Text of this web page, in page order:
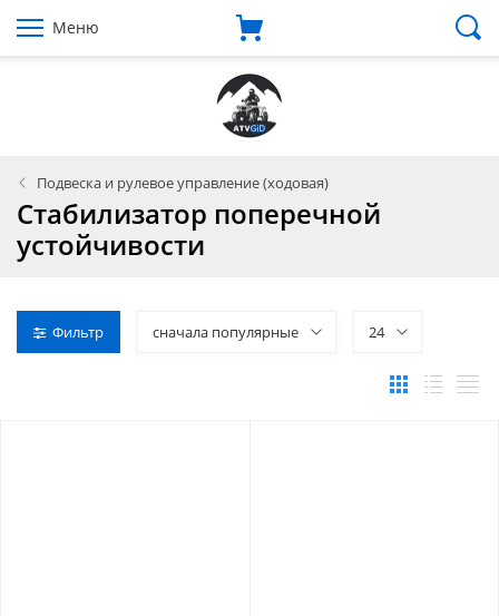
Меню
Подвеска и рулевое управление (ходовая)
Стабилизатор поперечной
устойчивости
Фильтр сначала популярные 24